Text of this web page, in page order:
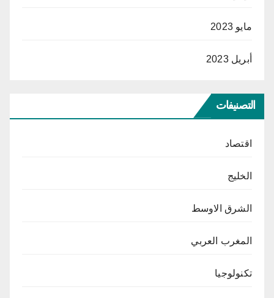
مايو 2023
أبريل 2023
التصنيفات
اقتصاد
الخليج
الشرق الاوسط
المغرب العربي
تكنولوجيا